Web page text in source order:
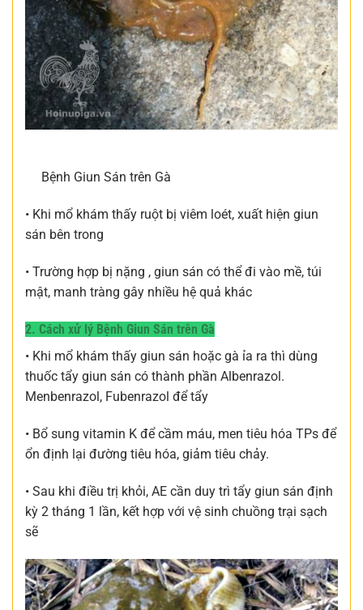
Bệnh Giun Sán trên Gà
• Khi mổ khám thấy ruột bị viêm loét, xuất hiện giun
sán bên trong
• Trường hợp bị nặng , giun sán có thể đi vào mề, túi
mật, manh tràng gây nhiều hệ quả khác
2. Cách xử lý Bệnh Giun Sán trên Gà
• Khi mổ khám thấy giun sán hoặc gà ỉa ra thì dùng
thuốc tẩy giun sán có thành phần Albenrazol.
Menbenrazol, Fubenrazol để tẩy
• Bổ sung vitamin K để cầm máu, men tiêu hóa TPs để
ổn định lại đường tiêu hóa, giảm tiêu chảy.
• Sau khi điều trị khỏi, AE cần duy trì tẩy giun sán định
kỳ 2 tháng 1 lần, kết hợp với vệ sinh chuồng trại sạch
sẽ